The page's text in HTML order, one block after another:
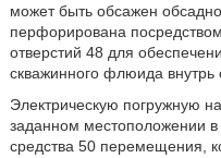
может быть обсажен
перфорирована
отверстий 48 для
скважинного флюида внутрь
Электрическую погружную
заданном местоположении
средства 50 перемещения,